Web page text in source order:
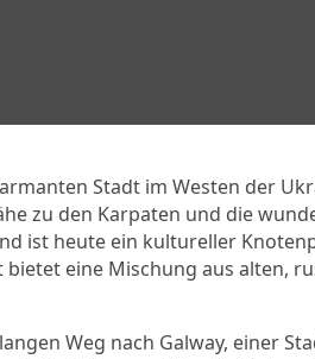
Stadt im Westen der
zu den Karpaten und die
ist heute ein kultureller
eine Mischung aus alten,
Weg nach Galway, einer